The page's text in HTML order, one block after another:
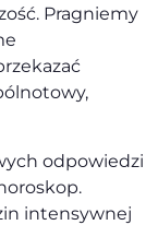
Pragniemy
odpowiedzi
intensywnej